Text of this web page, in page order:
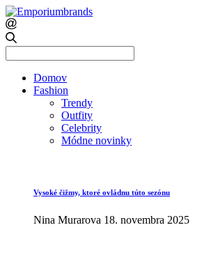
for:
Domov
Fashion
Trendy
Outfity
Celebrity
Módne novinky
Vysoké čižmy, ktoré ovládnu túto sezónu
Nina Murarova 18. novembra 2025